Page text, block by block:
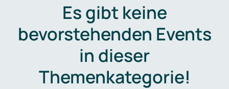
Es gibt keine
bevorstehenden Events
in dieser
Themenkategorie!